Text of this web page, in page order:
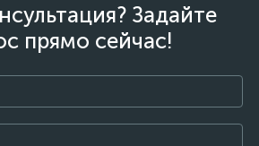
Задайте
прямо сейчас!